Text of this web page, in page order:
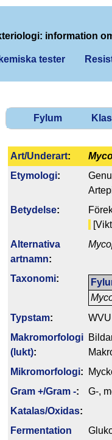
information
tester
Fylum
Art/Underart:
Etymologi:
Betydelse:
Alternativa
artnamn:
Taxonomi:
Typstam:
Makromorfologi
(lukt):
Mikromorfologi:
Gram +/Gram -:
G-,
Katalas/Oxidas:
Fermentation